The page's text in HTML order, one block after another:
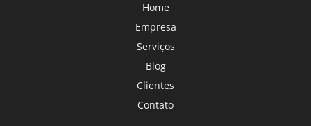
Home
Empresa
Serviços
Blog
Clientes
Contato